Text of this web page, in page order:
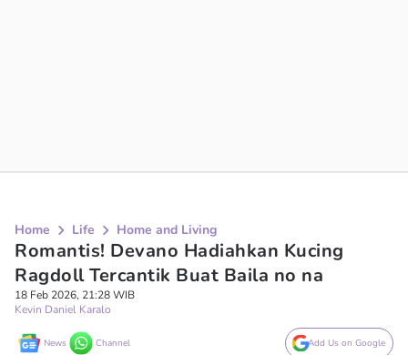
Home Life Home and Living
Romantis! Devano Hadiahkan Kucing
Ragdoll Tercantik Buat Baila no na
18 Feb 2026, 21:28 WIB
Kevin Daniel Karalo
News Channel Add Us on Google